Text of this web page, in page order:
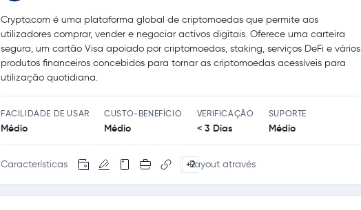
Crypto.com é uma plataforma global de criptomoedas que permite aos
utilizadores comprar, vender e negociar activos digitais. Oferece uma carteira
segura, um cartão Visa apoiado por criptomoedas, staking, serviços DeFi e vários
produtos financeiros concebidos para tornar as criptomoedas acessíveis para
utilização quotidiana.
FACILIDADE DE USAR
Médio
CUSTO-BENEFÍCIO
Médio
VERIFICAÇÃO
< 3 Dias
SUPORTE
Médio
Características +2Payout através